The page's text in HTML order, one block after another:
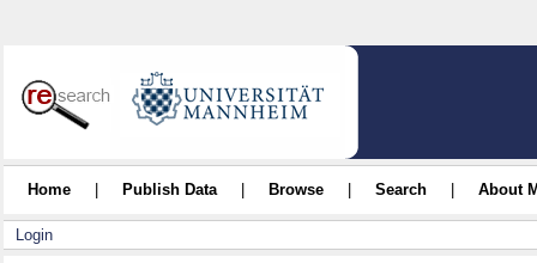
Home Publish Data Browse Search About
Login